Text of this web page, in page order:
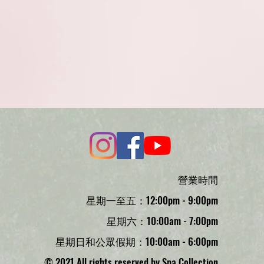
營業時間
星期一至五：12:00pm - 9:00pm
星期六：10:00am - 7:00pm
星期日和公眾假期：10:00am - 6:00pm